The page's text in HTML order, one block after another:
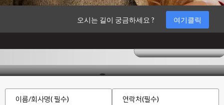
오시는 길이 궁금하세요 ? 여기클릭